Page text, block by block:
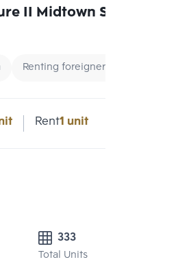
II Midtown Siam
Renting foreigners
Rent1 unit
333
Total Units